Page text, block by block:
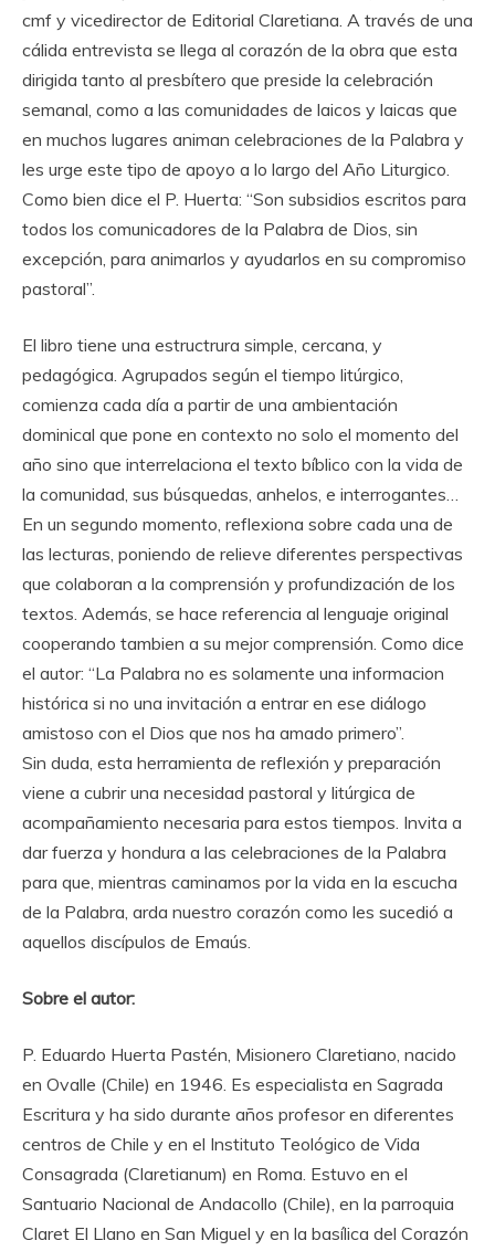
cmf y vicedirector de Editorial Claretiana. A través de una
cálida entrevista se llega al corazón de la obra que esta
dirigida tanto al presbítero que preside la celebración
semanal, como a las comunidades de laicos y laicas que
en muchos lugares animan celebraciones de la Palabra y
les urge este tipo de apoyo a lo largo del Año Liturgico.
Como bien dice el P. Huerta: “Son subsidios escritos para
todos los comunicadores de la Palabra de Dios, sin
excepción, para animarlos y ayudarlos en su compromiso
pastoral”.
El libro tiene una estructrura simple, cercana, y
pedagógica. Agrupados según el tiempo litúrgico,
comienza cada día a partir de una ambientación
dominical que pone en contexto no solo el momento del
año sino que interrelaciona el texto bíblico con la vida de
la comunidad, sus búsquedas, anhelos, e interrogantes…
En un segundo momento, reflexiona sobre cada una de
las lecturas, poniendo de relieve diferentes perspectivas
que colaboran a la comprensión y profundización de los
textos. Además, se hace referencia al lenguaje original
cooperando tambien a su mejor comprensión. Como dice
el autor: “La Palabra no es solamente una informacion
histórica si no una invitación a entrar en ese diálogo
amistoso con el Dios que nos ha amado primero”.
Sin duda, esta herramienta de reflexión y preparación
viene a cubrir una necesidad pastoral y litúrgica de
acompañamiento necesaria para estos tiempos. Invita a
dar fuerza y hondura a las celebraciones de la Palabra
para que, mientras caminamos por la vida en la escucha
de la Palabra, arda nuestro corazón como les sucedió a
aquellos discípulos de Emaús.
Sobre el autor:
P. Eduardo Huerta Pastén, Misionero Claretiano, nacido
en Ovalle (Chile) en 1946. Es especialista en Sagrada
Escritura y ha sido durante años profesor en diferentes
centros de Chile y en el Instituto Teológico de Vida
Consagrada (Claretianum) en Roma. Estuvo en el
Santuario Nacional de Andacollo (Chile), en la parroquia
Claret El Llano en San Miguel y en la basílica del Corazón